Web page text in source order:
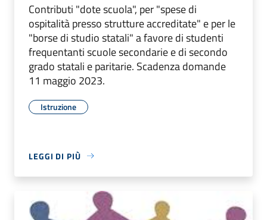
Contributi "dote scuola", per "spese di
ospitalità presso strutture accreditate" e per le
"borse di studio statali" a favore di studenti
frequentanti scuole secondarie e di secondo
grado statali e paritarie. Scadenza domande
11 maggio 2023.
Istruzione
LEGGI DI PIÙ